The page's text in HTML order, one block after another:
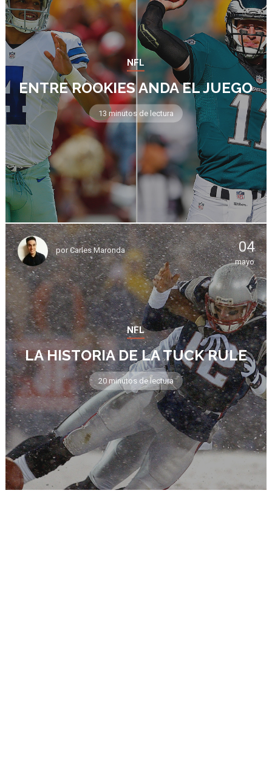
NFL
ENTRE ROOKIES ANDA EL JUEGO
13 minutos de lectura
por Carles Maronda 04
mayo
NFL
LA HISTORIA DE LA TUCK RULE
20 minutos de lectura